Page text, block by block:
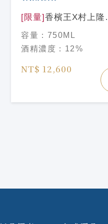
[限量] 香檳王X村上隆
2015 Dom Pérignon X
Takashi
容量： 750ML
酒精濃度： 12%
NT$ 12,600